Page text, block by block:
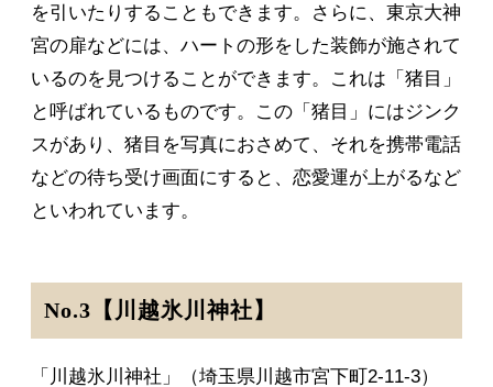
を引いたりすることもできます。さらに、東京大神
宮の扉などには、ハートの形をした装飾が施されて
いるのを見つけることができます。これは「猪目」
と呼ばれているものです。この「猪目」にはジンク
スがあり、猪目を写真におさめて、それを携帯電話
などの待ち受け画面にすると、恋愛運が上がるなど
といわれています。
No.3【川越氷川神社】
「川越氷川神社」（埼玉県川越市宮下町2-11-3）